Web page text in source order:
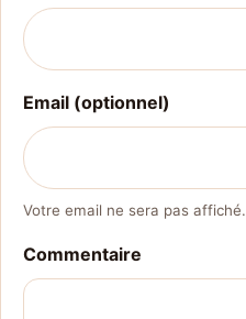
Email (optionnel)
Votre email ne sera pas affiché.
Commentaire